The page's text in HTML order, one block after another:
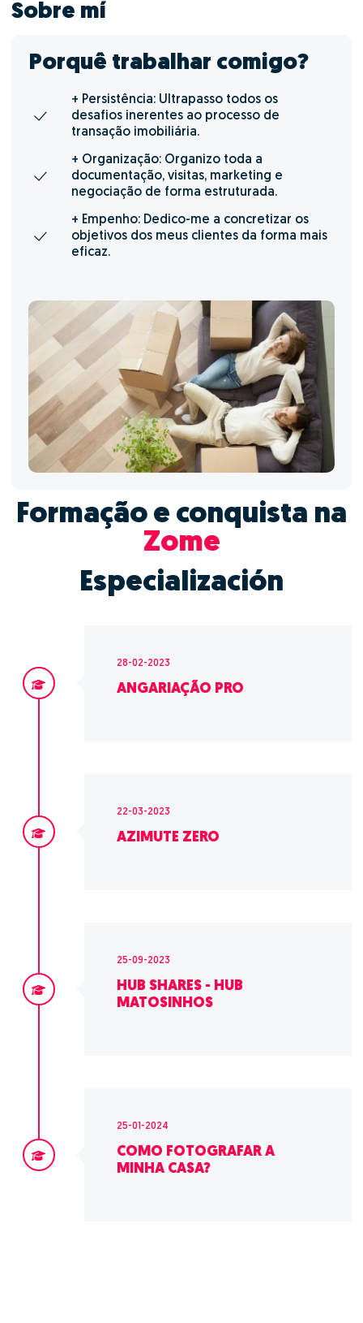
Sobre mí
Porquê trabalhar comigo?
+ Persistência: Ultrapasso todos os
desafios inerentes ao processo de
transação imobiliária.
+ Organização: Organizo toda a
documentação, visitas, marketing e
negociação de forma estruturada.
+ Empenho: Dedico-me a concretizar os
objetivos dos meus clientes da forma mais
eficaz.
Formação e conquista na
Zome
Especialización
28-02-2023
ANGARIAÇÃO PRO
22-03-2023
AZIMUTE ZERO
25-09-2023
HUB SHARES - HUB
MATOSINHOS
25-01-2024
COMO FOTOGRAFAR A
MINHA CASA?